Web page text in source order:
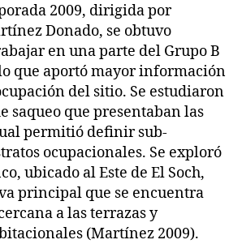
2009, dirigida por
Donado, se obtuvo
en una parte del Grupo B
que aportó mayor información
del sitio. Se estudiaron
saqueo que presentaban las
permitió definir sub-
ocupacionales. Se exploró
ubicado al Este de El Soch,
principal que se encuentra
a las terrazas y
(Martínez 2009).